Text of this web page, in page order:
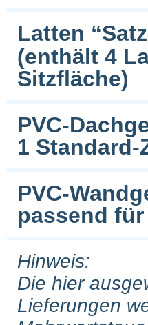
Latten
(enthält 4
Sitzfläche)
PVC-
1 Standard-
PVC-
passend
Hinweis:
Die hier
Lieferungen